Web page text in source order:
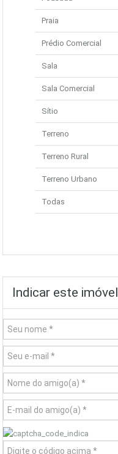
Praia
Prédio Comercial
Sala
Sala Comercial
Sítio
Terreno
Terreno Rural
Terreno Urbano
Todas
Indicar este imóvel